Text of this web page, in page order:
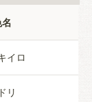
イロ
リ